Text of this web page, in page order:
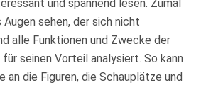
und spannend lesen. Zumal
sehen, der sich nicht
alle Funktionen und Zwecke der
seinen Vorteil analysiert. So kann
an die Figuren, die Schauplätze und